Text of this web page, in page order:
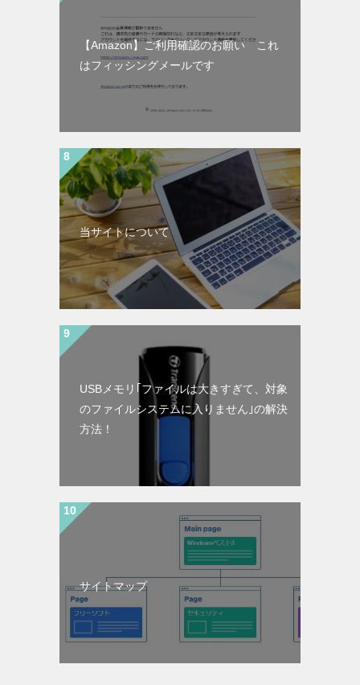
【Amazon】ご利用確認のお願い これ
はフィッシングメールです
当サイトについて
USBメモリ｢ファイルは大きすぎて、対象
のファイルシステムに入りません｣の解決
方法！
サイトマップ